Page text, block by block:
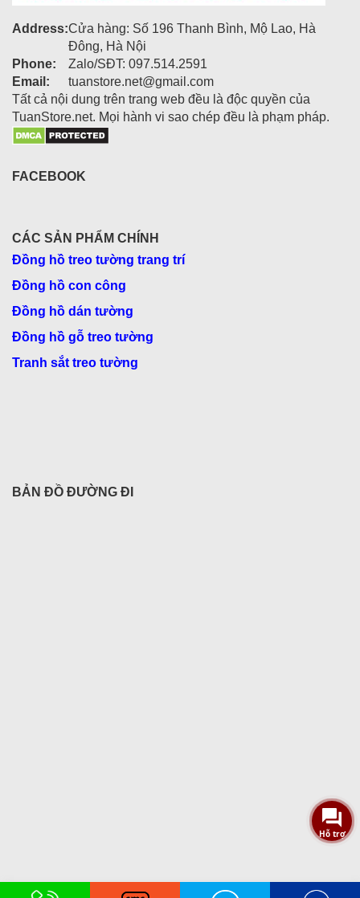
Address:Cửa hàng: Số 196 Thanh Bình, Mộ Lao, Hà
Đông, Hà Nội
Phone:
Zalo/SĐT: 097.514.2591
Email:
tuanstore.net@gmail.com
Tất cả nội dung trên trang web đều là độc quyền của
TuanStore.net. Mọi hành vi sao chép đều là phạm pháp.
FACEBOOK
CÁC SẢN PHẨM CHÍNH
Đồng hồ treo tường trang trí
Đồng hồ con công
Đồng hồ dán tường
Đồng hồ gỗ treo tường
Tranh sắt treo tường
BẢN ĐỒ ĐƯỜNG ĐI
Hỗ trợ